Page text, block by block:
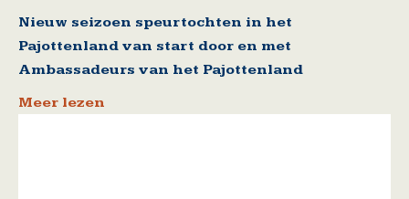
Nieuw seizoen speurtochten in het
Pajottenland van start door en met
Ambassadeurs van het Pajottenland
Meer lezen